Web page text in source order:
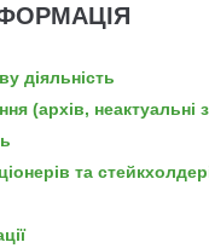
діяльність
(архів, неактуальні
та